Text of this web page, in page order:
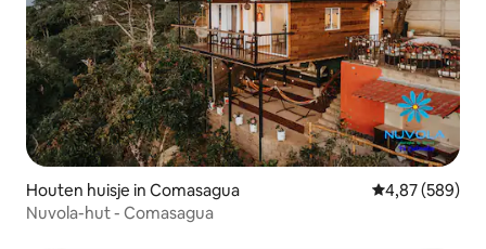
Houten huisje in Comasagua Gemiddelde
4,87 (589)
Nuvola-hut - Comasagua